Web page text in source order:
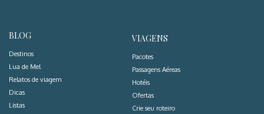
BLOG
Destinos
Lua de Mel
Relatos de viagem
Dicas
Listas
VIAGENS
Pacotes
Passagens Aéreas
Hotéis
Ofertas
Crie seu roteiro